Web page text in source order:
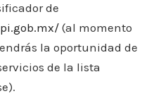
de
(al momento
la oportunidad de
de la lista